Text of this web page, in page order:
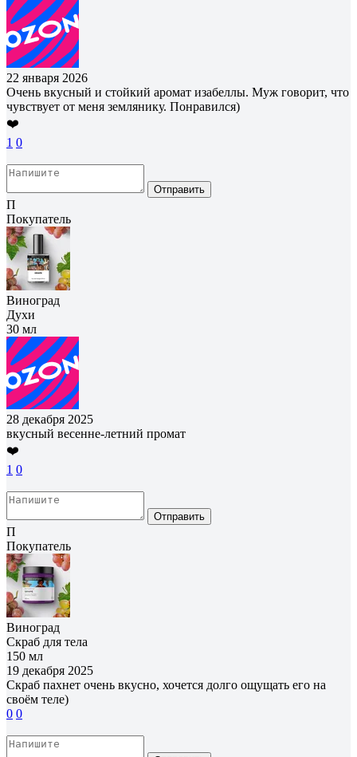
22 января 2026
Очень вкусный и стойкий аромат изабеллы. Муж говорит, что
чувствует от меня землянику. Понравился)
❤️
1 0
Отправить
П
Покупатель
Виноград
Духи
30 мл
28 декабря 2025
вкусный весенне-летний промат
❤️
1 0
Отправить
П
Покупатель
Виноград
Скраб для тела
150 мл
19 декабря 2025
Скраб пахнет очень вкусно, хочется долго ощущать его на
своём теле)
0 0